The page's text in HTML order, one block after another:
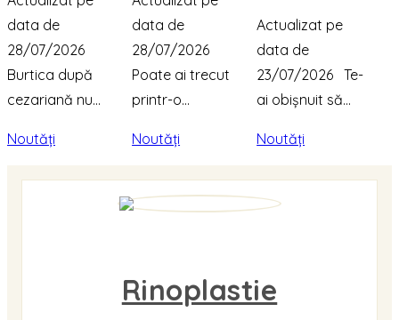
data de
28/07/2026
Burtica după
cezariană nu...
Noutăți
data de
28/07/2026
Poate ai trecut
printr-o...
Noutăți
Actualizat pe
data de
23/07/2026 Te-
ai obișnuit să...
Noutăți
Rinoplastie